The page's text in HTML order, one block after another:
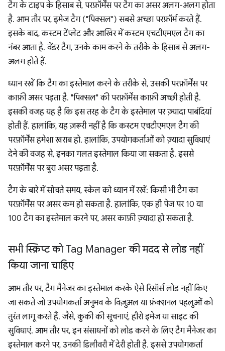
टैग के टाइप के हिसाब से, परफ़ॉर्मेंस पर टैग का असर अलग-अलग होता
है. आम तौर पर, इमेज टैग ("पिक्सल") सबसे अच्छा परफ़ॉर्म करते हैं.
इसके बाद, कस्टम टेंप्लेट और आखिर में कस्टम एचटीएमएल टैग का
नंबर आता है. वेंडर टैग, उनके काम करने के तरीके के हिसाब से अलग-
अलग होते हैं.
ध्यान रखें कि टैग का इस्तेमाल करने के तरीके से, उसकी परफ़ॉर्मेंस पर
काफ़ी असर पड़ता है. "पिक्सल" की परफ़ॉर्मेंस काफ़ी अच्छी होती है.
इसकी वजह यह है कि इस तरह के टैग के इस्तेमाल पर ज़्यादा पाबंदियां
होती हैं. हालांकि, यह ज़रूरी नहीं है कि कस्टम एचटीएमएल टैग की
परफ़ॉर्मेंस हमेशा खराब हो. हालांकि, उपयोगकर्ताओं को ज़्यादा सुविधाएं
देने की वजह से, इनका गलत इस्तेमाल किया जा सकता है. इससे
परफ़ॉर्मेंस पर बुरा असर पड़ता है.
टैग के बारे में सोचते समय, स्केल को ध्यान में रखें: किसी भी टैग का
परफ़ॉर्मेंस पर असर कम हो सकता है. हालांकि, एक ही पेज पर 10 या
100 टैग का इस्तेमाल करने पर, असर काफ़ी ज़्यादा हो सकता है.
सभी स्क्रिप्ट को Tag Manager की मदद से लोड नहीं
किया जाना चाहिए
आम तौर पर, टैग मैनेजर का इस्तेमाल करके ऐसे रिसॉर्स लोड नहीं किए
जा सकते जो उपयोगकर्ता अनुभव के विज़ुअल या फ़ंक्शनल पहलुओं को
तुरंत लागू करते हैं. जैसे, कुकी की सूचनाएं, हीरो इमेज या साइट की
सुविधाएं. आम तौर पर, इन संसाधनों को लोड करने के लिए टैग मैनेजर का
इस्तेमाल करने पर, उनकी डिलीवरी में देरी होती है. इससे उपयोगकर्ता